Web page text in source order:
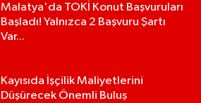
Malatya'da TOKİ Konut Başvuruları
Başladı! Yalnızca 2 Başvuru Şartı
Var...
Kayısıda İşçilik Maliyetlerini
Düşürecek Önemli Buluş